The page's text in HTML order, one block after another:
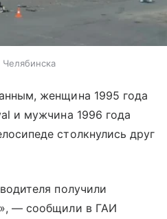
Челябинска
женщина 1995 года
и мужчина 1996 года
столкнулись друг
получили
— сообщили в ГАИ